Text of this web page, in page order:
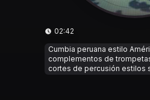
02:42
Cumbia peruana estilo
complementos de
cortes de percusión estilos